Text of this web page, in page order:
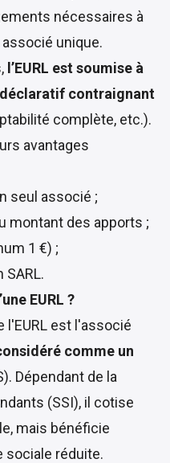
nécessaires à
unique.
l’EURL est soumise à
contraignant
complète, etc.).
avantages
seul associé ;
montant des apports ;
1 €) ;
EURL ?
l'EURL est l'associé
comme un
Dépendant de la
(SSI), il cotise
mais bénéficie
sociale réduite.